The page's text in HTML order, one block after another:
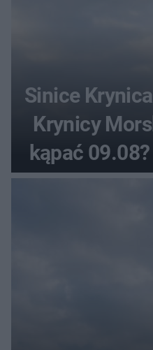
Sinice
Krynicy
kąpać